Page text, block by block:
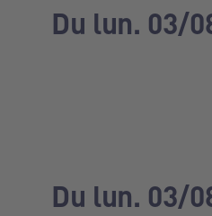
Du lun. 03/
Du lun. 03/